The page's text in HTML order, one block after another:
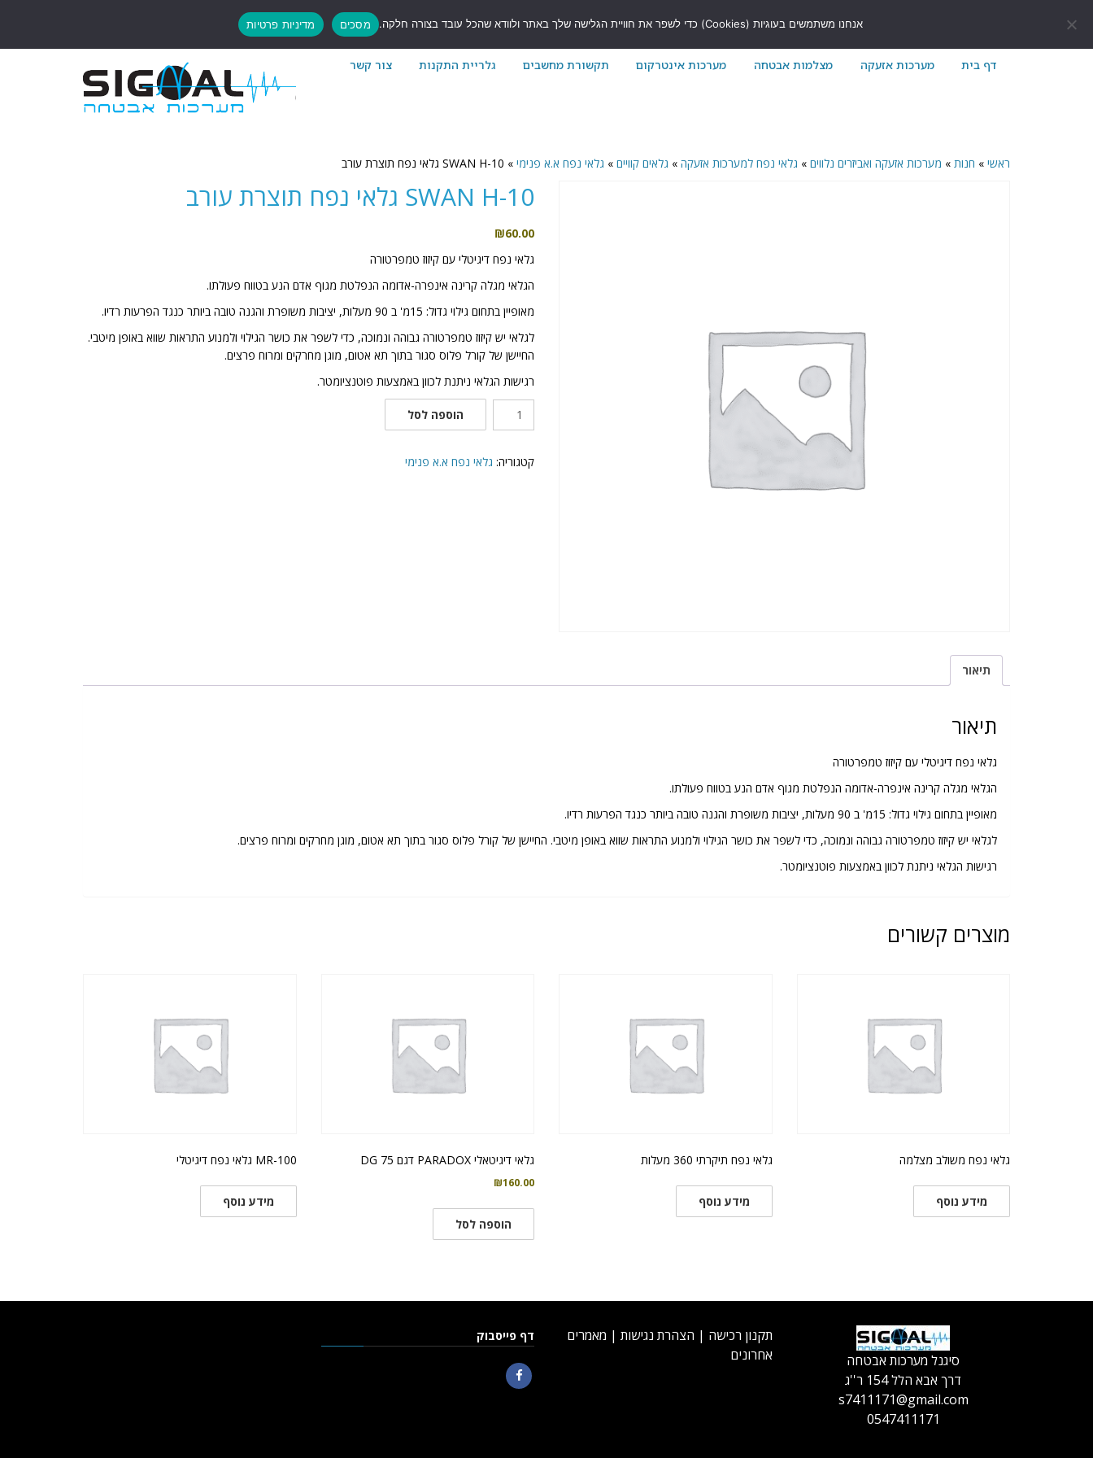
7411171@gmail.com
דף בית מערכות אזעקה מצלמות אבטחה מערכות אינטרקום תקשורת מחשבים גלריית התקנות צור קשר
ראשי » חנות » מערכות אזעקה ואביזרים נלווים » גלאי נפח למערכות אזעקה » גלאים קוויים » גלאי נפח א.א פנימי » SWAN H-10 גלאי נפח תוצרת עורב
SWAN H-10 גלאי נפח תוצרת עורב
₪60.00
גלאי נפח דיגיטלי עם קיזוז טמפרטורה
הגלאי מגלה קרינה אינפרה-אדומה הנפלטת מגוף אדם הנע בטווח פעולתו.
מאופיין בתחום גילוי גדול: 15מ' ב 90 מעלות, יציבות משופרת והגנה טובה ביותר כנגד הפרעות רדיו.
לגלאי יש קיזוז טמפרטורה גבוהה ונמוכה, כדי לשפר את כושר הגילוי ולמנוע התראות שווא באופן מיטבי.
החיישן של קורל פלוס סגור בתוך תא אטום, מוגן מחרקים ומרוח פרצים.
רגישות הגלאי ניתנת לכוון באמצעות פוטנציומטר.
H-
הוספה לסל
קטגוריה: גלאי נפח א.א פנימי
תיאור
תיאור
גלאי נפח דיגיטלי עם קיזוז טמפרטורה
הגלאי מגלה קרינה אינפרה-אדומה הנפלטת מגוף אדם הנע בטווח פעולתו.
מאופיין בתחום גילוי גדול: 15מ' ב 90 מעלות, יציבות משופרת והגנה טובה ביותר כנגד הפרעות רדיו.
לגלאי יש קיזוז טמפרטורה גבוהה ונמוכה, כדי לשפר את כושר הגילוי ולמנוע התראות שווא באופן מיטבי. החיישן של קורל פלוס סגור בתוך תא אטום, מוגן מחרקים ומרוח פרצים.
רגישות הגלאי ניתנת לכוון באמצעות פוטנציומטר.
מוצרים קשורים
גלאי נפח משולב מצלמה
מידע נוסף
גלאי נפח תיקרתי 360 מעלות
מידע נוסף
גלאי דיגיטאלי PARADOX דגם 75 DG
₪160.00
הוספה לסל
MR-100 גלאי נפח דיגיטלי
מידע נוסף
סיגנל מערכות אבטחה
דרך אבא הלל 154 ר''ג
s7411171@gmail.com
0547411171
תקנון רכישה | הצהרת נגישות | מאמרים
אחרונים
דף פייסבוק
אנחנו משתמשים בעוגיות (Cookies) כדי לשפר את חוויית הגלישה שלך באתר ולוודא שהכל עובד בצורה חלקה. מסכים מדיניות פרטיות